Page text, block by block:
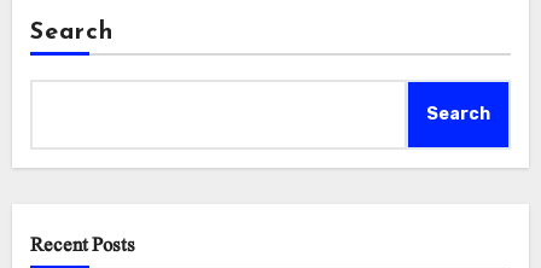
Search
Search
Recent Posts